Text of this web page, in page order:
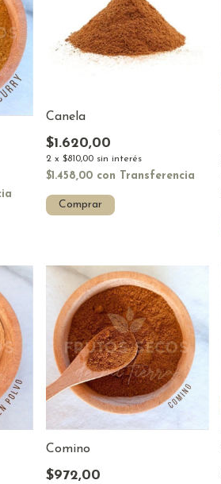
Canela
$1.620,00
2 x $810,00 sin interés
$1.458,00 con Transferencia
Comprar
Comino
$972,00